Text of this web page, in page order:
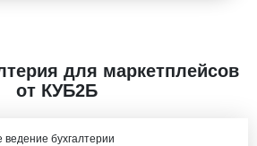
для маркетплейсов
от КУБ2Б
бухгалтерии